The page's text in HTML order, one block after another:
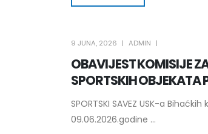
OBAVIJEST KOMISIJE
SPORTSKIH OBJEKATA
9 JUNA, 2026 ADMIN
SPORTSKI SAVEZ USK-a
09.06.2026.godine ...